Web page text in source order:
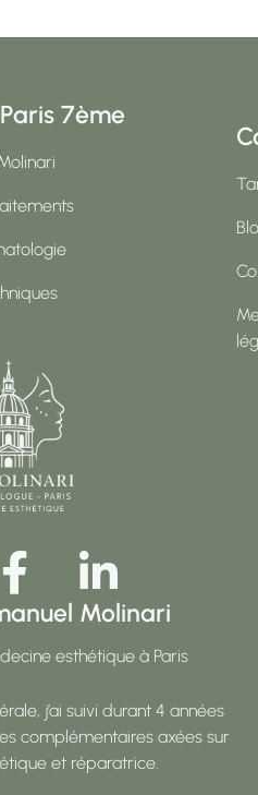
7ème
Molinari
esthétique à Paris
j’ai suivi durant 4 années
complémentaires axées sur
et réparatrice.